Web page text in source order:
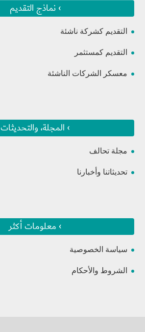
› نماذج التقديم
التقديم كشركة ناشئة
التقديم كمستثمر
معسكر الشركات الناشئة
› المجلة، والتحديثات
مجلة تحالف
تحديثاتنا وأخبارنا
› معلومات أكثر
سياسة الخصوصية
الشروط والأحكام